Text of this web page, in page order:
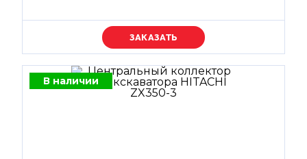
Уточняйте цену
В наличии